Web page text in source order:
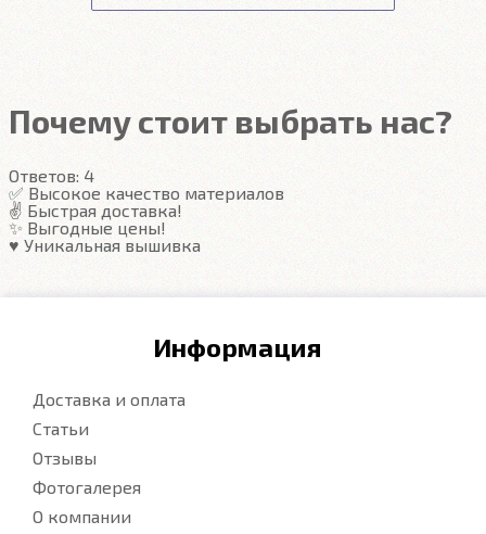
положении.
Почему стоит выбрать нас?
Ответов: 4
✅ Высокое качество материалов
✌️ Быстрая доставка!
✨ Выгодные цены!
♥️ Уникальная вышивка
Информация
Доставка и оплата
Статьи
Отзывы
Фотогалерея
О компании